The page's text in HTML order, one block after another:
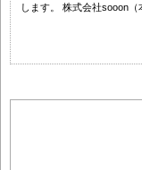
します。 株式会社sooon